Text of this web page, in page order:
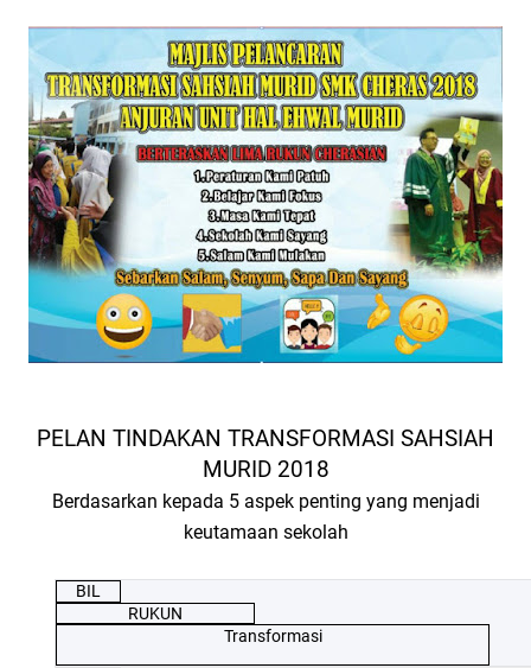
PELAN TINDAKAN TRANSFORMASI SAHSIAH
MURID 2018
Berdasarkan kepada 5 aspek penting yang menjadi
keutamaan sekolah
BIL
RUKUN
Transformasi